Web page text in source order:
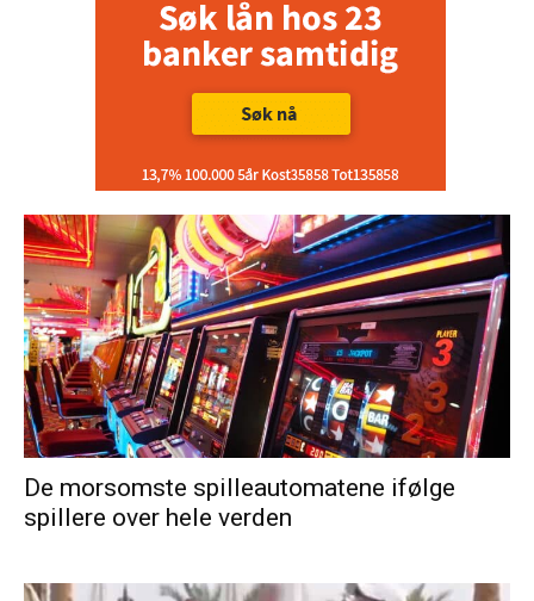
De morsomste spilleautomatene ifølge
spillere over hele verden